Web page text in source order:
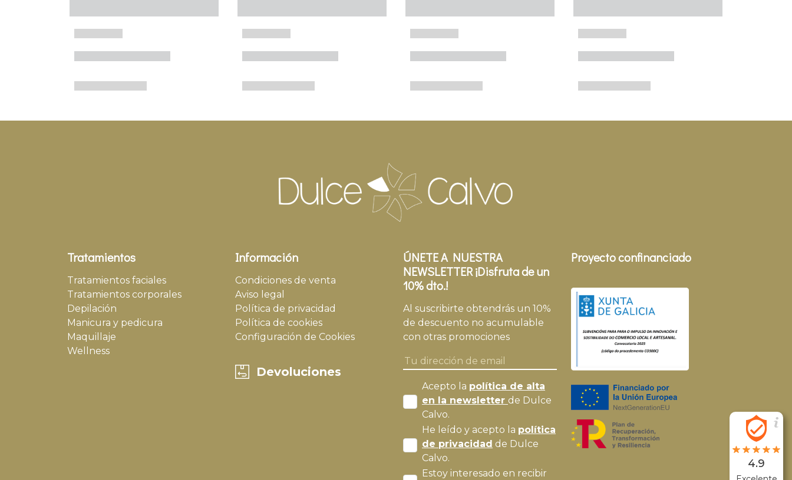
Tratamientos
Tratamientos faciales
Tratamientos corporales
Depilación
Manicura y pedicura
Maquillaje
Wellness
Información
Condiciones de venta
Aviso legal
Política de privacidad
Política de cookies
Configuración de Cookies
Devoluciones
ÚNETE A NUESTRA
NEWSLETTER ¡Disfruta de un
10% dto.!
Al suscribirte obtendrás un 10%
de descuento no acumulable
con otras promociones
Acepto la política de alta
en la newsletter de Dulce
Calvo.
He leído y acepto la política
de privacidad de Dulce
Calvo.
Estoy interesado en recibir
Proyecto confinanciado
4.9